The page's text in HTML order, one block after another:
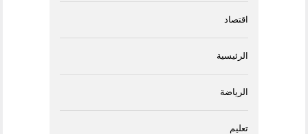
اقتصاد
الرئيسية
الرياضة
تعليم